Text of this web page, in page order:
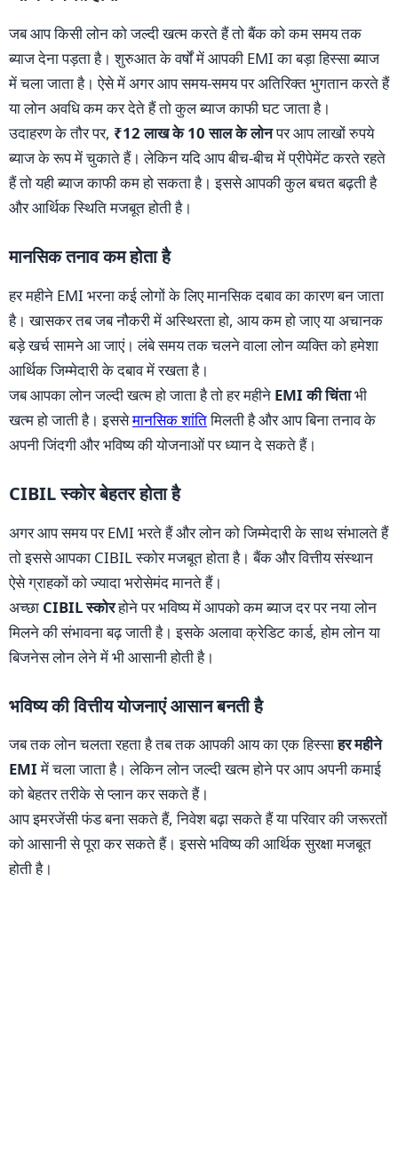
जब आप किसी लोन को जल्दी खत्म करते हैं तो बैंक को कम समय तक
ब्याज देना पड़ता है। शुरुआत के वर्षों में आपकी EMI का बड़ा हिस्सा ब्याज
में चला जाता है। ऐसे में अगर आप समय-समय पर अतिरिक्त भुगतान करते हैं
या लोन अवधि कम कर देते हैं तो कुल ब्याज काफी घट जाता है।
उदाहरण के तौर पर, ₹12 लाख के 10 साल के लोनपर आप लाखों रुपये
ब्याज के रूप में चुकाते हैं। लेकिन यदि आप बीच-बीच में प्रीपेमेंट करते रहते
हैं तो यही ब्याज काफी कम हो सकता है। इससे आपकी कुल बचत बढ़ती है
और आर्थिक स्थिति मजबूत होती है।
मानसिक तनाव कम होता है
हर महीने EMI भरना कई लोगों के लिए मानसिक दबाव का कारण बन जाता
है। खासकर तब जब नौकरी में अस्थिरता हो, आय कम हो जाए या अचानक
बड़े खर्च सामने आ जाएं। लंबे समय तक चलने वाला लोन व्यक्ति को हमेशा
आर्थिक जिम्मेदारी के दबाव में रखता है।
जब आपका लोन जल्दी खत्म हो जाता है तो हर महीने EMI की चिंताभी
खत्म हो जाती है। इससेमानसिक शांतिमिलती है और आप बिना तनाव के
अपनी जिंदगी और भविष्य की योजनाओं पर ध्यान दे सकते हैं।
CIBIL स्कोर बेहतर होता है
अगर आप समय पर EMI भरते हैं और लोन को जिम्मेदारी के साथ संभालते हैं
तो इससे आपका CIBIL स्कोर मजबूत होता है। बैंक और वित्तीय संस्थान
ऐसे ग्राहकों को ज्यादा भरोसेमंद मानते हैं।
अच्छा CIBIL स्कोरहोने पर भविष्य में आपको कम ब्याज दर पर नया लोन
मिलने की संभावना बढ़ जाती है। इसके अलावा क्रेडिट कार्ड, होम लोन या
बिजनेस लोन लेने में भी आसानी होती है।
भविष्य की वित्तीय योजनाएं आसान बनती है
जब तक लोन चलता रहता है तब तक आपकी आय का एक हिस्साहर महीने
EMIमें चला जाता है। लेकिन लोन जल्दी खत्म होने पर आप अपनी कमाई
को बेहतर तरीके से प्लान कर सकते हैं।
आप इमरजेंसी फंड बना सकते हैं, निवेश बढ़ा सकते हैं या परिवार की जरूरतों
को आसानी से पूरा कर सकते हैं। इससे भविष्य की आर्थिक सुरक्षा मजबूत
होती है।